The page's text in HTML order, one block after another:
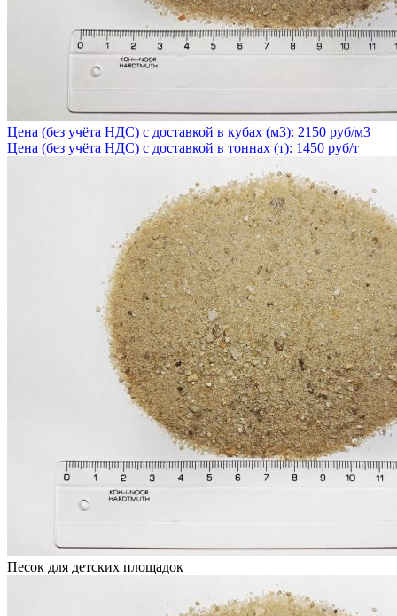
Цена (без учёта НДС) с доставкой в кубах (м3): 2150 руб/м3
Цена (без учёта НДС) с доставкой в тоннах (т): 1450 руб/т
Песок для детских площадок